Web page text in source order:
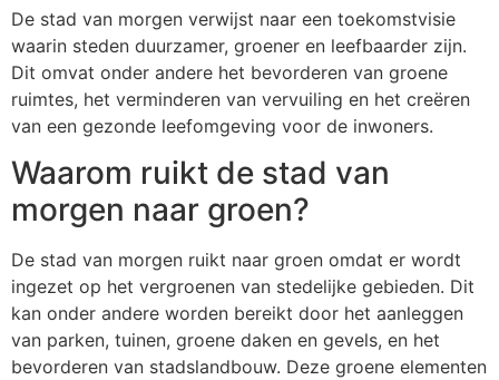
De stad van morgen verwijst naar een toekomstvisie
waarin steden duurzamer, groener en leefbaarder zijn.
Dit omvat onder andere het bevorderen van groene
ruimtes, het verminderen van vervuiling en het creëren
van een gezonde leefomgeving voor de inwoners.
Waarom ruikt de stad van
morgen naar groen?
De stad van morgen ruikt naar groen omdat er wordt
ingezet op het vergroenen van stedelijke gebieden. Dit
kan onder andere worden bereikt door het aanleggen
van parken, tuinen, groene daken en gevels, en het
bevorderen van stadslandbouw. Deze groene elementen